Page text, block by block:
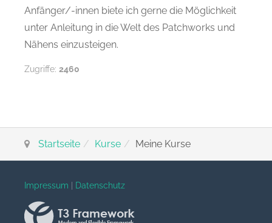
Anfänger/-innen biete ich gerne die Möglichkeit
unter Anleitung in die Welt des Patchworks und
Nähens einzusteigen.
Zugriffe: 2460
Startseite Kurse Meine Kurse
Impressum | Datenschutz